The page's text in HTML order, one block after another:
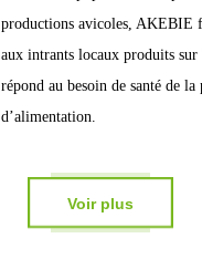
productions avicoles, AKEBIE
aux intrants locaux produits
répond au besoin de santé de
d’alimentation.
Voir plus